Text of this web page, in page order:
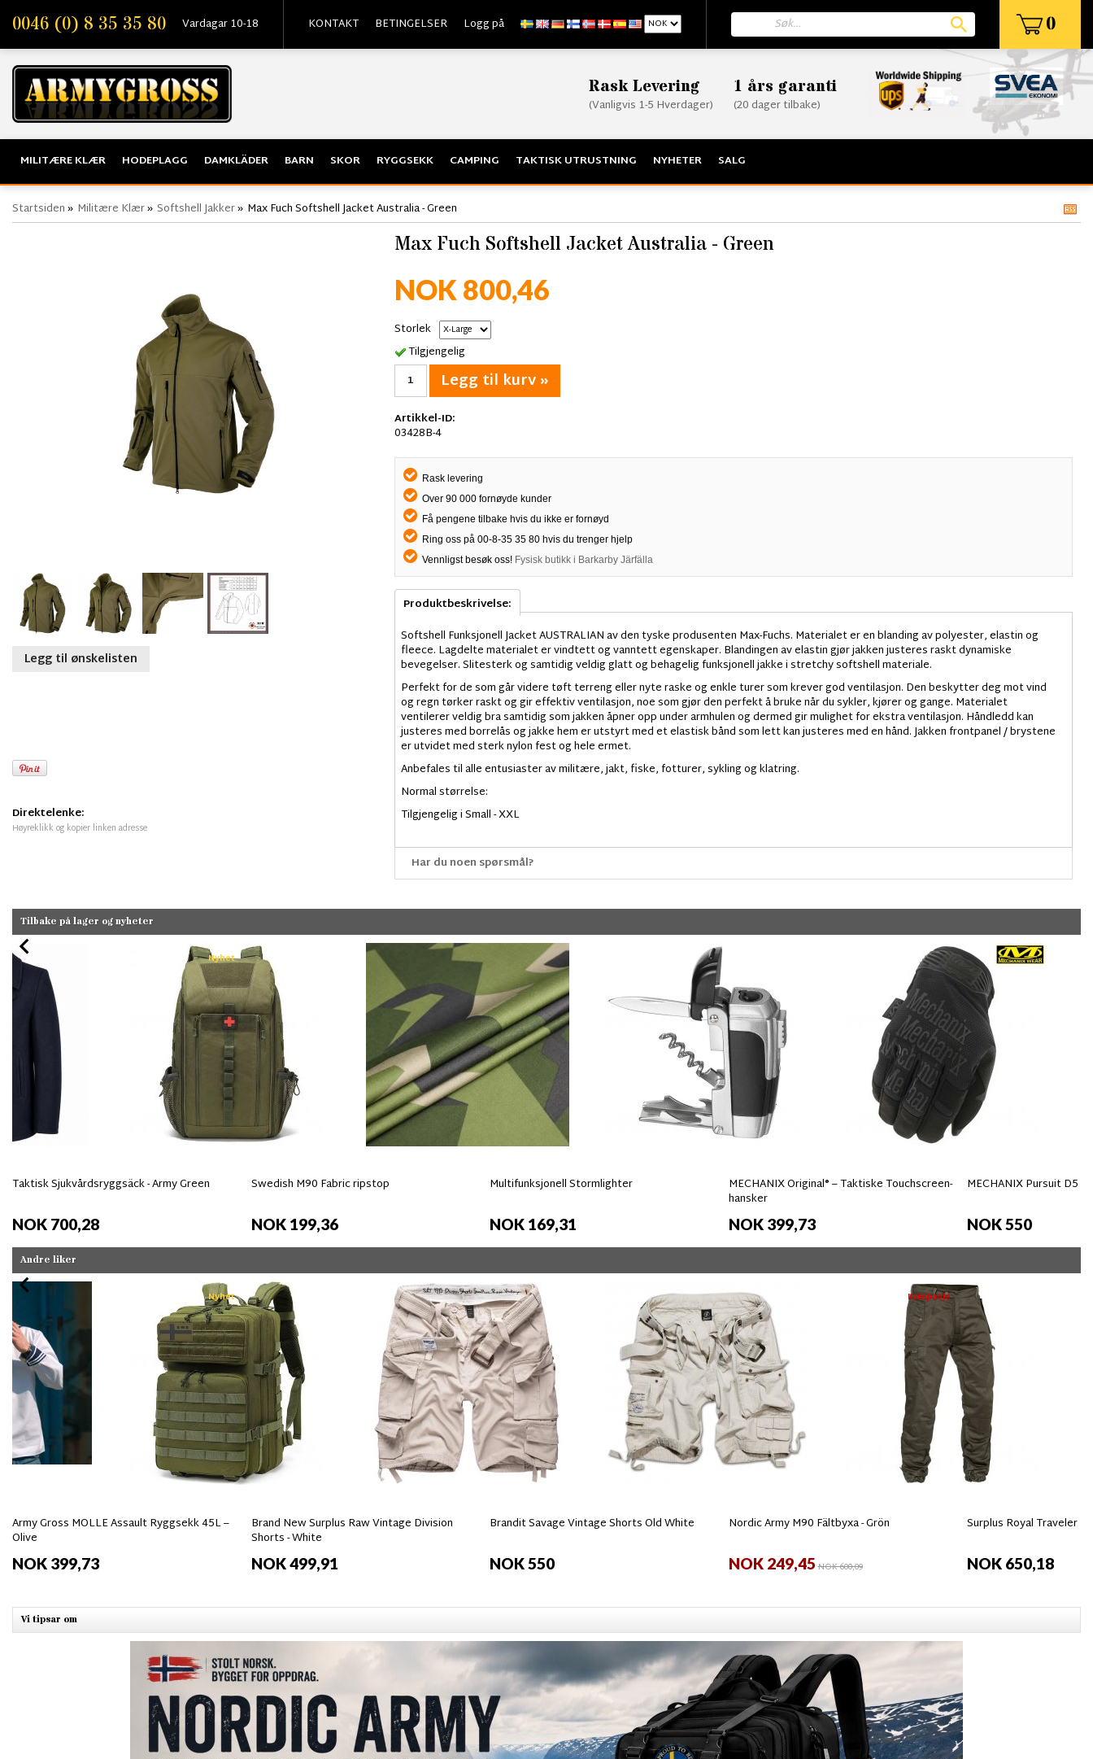
0046 (0) 8 35 35 80 Vardagar 10-18 KONTAKT BETINGELSER Logg på 0
Rask Levering
(Vanligvis 1-5 Hverdager)
1 års garanti
(20 dager tilbake)
MILITÆRE KLÆR HODEPLAGG DAMKLÄDER BARN SKOR RYGGSEKK CAMPING TAKTISK UTRUSTNING NYHETER SALG
Startsiden» Militære Klær» Softshell Jakker» Max Fuch Softshell Jacket Australia - Green
Legg til ønskelisten
Direktelenke:
Høyreklikk og kopier linken adresse
Max Fuch Softshell Jacket Australia - Green
NOK 800,46
Storlek
Tilgjengelig
Legg til kurv »
Artikkel-ID:
03428B-4
Rask levering
Over 90 000 fornøyde kunder
Få pengene tilbake hvis du ikke er fornøyd
Ring oss på 00-8-35 35 80 hvis du trenger hjelp
Vennligst besøk oss! Fysisk butikk i Barkarby Järfälla
Produktbeskrivelse:
Softshell Funksjonell Jacket AUSTRALIAN av den tyske produsenten Max-Fuchs. Materialet er en blanding av polyester, elastin og
fleece. Lagdelte materialet er vindtett og vanntett egenskaper. Blandingen av elastin gjør jakken justeres raskt dynamiske
bevegelser. Slitesterk og samtidig veldig glatt og behagelig funksjonell jakke i stretchy softshell materiale.
Perfekt for de som går videre tøft terreng eller nyte raske og enkle turer som krever god ventilasjon. Den beskytter deg mot vind
og regn tørker raskt og gir effektiv ventilasjon, noe som gjør den perfekt å bruke når du sykler, kjører og gange. Materialet
ventilerer veldig bra samtidig som jakken åpner opp under armhulen og dermed gir mulighet for ekstra ventilasjon. Håndledd kan
justeres med borrelås og jakke hem er utstyrt med et elastisk bånd som lett kan justeres med en hånd. Jakken frontpanel / brystene
er utvidet med sterk nylon fest og hele ermet.
Anbefales til alle entusiaster av militære, jakt, fiske, fotturer, sykling og klatring.
Normal størrelse:
Tilgjengelig i Small - XXL
Har du noen spørsmål?
Tilbake på lager og nyheter
Nyhet
Taktisk Sjukvårdsryggsäck - Army Green
NOK 700,28
Swedish M90 Fabric ripstop
NOK 199,36
Multifunksjonell Stormlighter
NOK 169,31
MECHANIX Original® – Taktiske Touchscreen-
hansker
NOK 399,73
MECHANIX Pursuit D5
NOK 550
Andre liker
Nyhet
Army Gross MOLLE Assault Ryggsekk 45L –
Olive
NOK 399,73
Brand New Surplus Raw Vintage Division
Shorts - White
NOK 499,91
Brandit Savage Vintage Shorts Old White
NOK 550
Kampanje
Nordic Army M90 Fältbyxa - Grön
NOK 249,45NOK 600,09
Surplus Royal Traveler
NOK 650,18
Vi tipsar om